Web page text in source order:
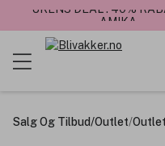
UKENS DEAL : 40%
AMIKA
Salg Og Tilbud/Outlet/